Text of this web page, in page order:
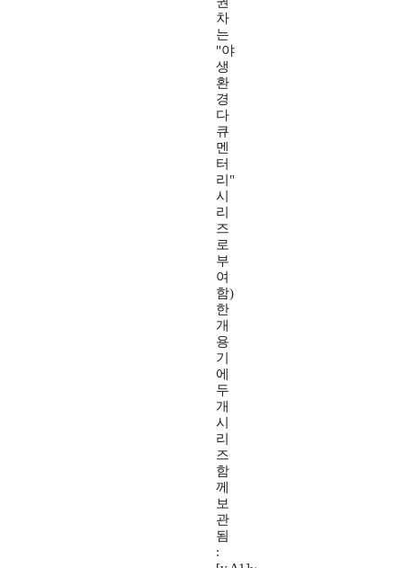
차
는
"야
생
환
경
다
큐
멘
터
리"
시
리
즈
로
부
여
함)
한
개
용
기
에
두
개
시
리
즈
함
께
보
관
됨
: